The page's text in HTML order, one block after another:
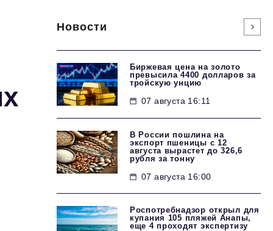
Новости
Биржевая цена на золото
превысила 4400 долларов за
тройскую унцию
07 августа 16:11
В России пошлина на
экспорт пшеницы с 12
августа вырастет до 326,6
рубля за тонну
07 августа 16:00
Роспотребнадзор открыл для
купания 105 пляжей Анапы,
еще 4 проходят экспертизу